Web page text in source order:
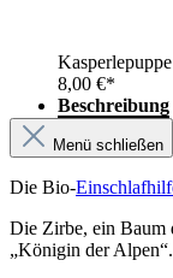
8,00 €*
Beschreibung
Menü schließen
Die Bio-
Die Zirbe, ein Baum
„Königin der Alpen“.